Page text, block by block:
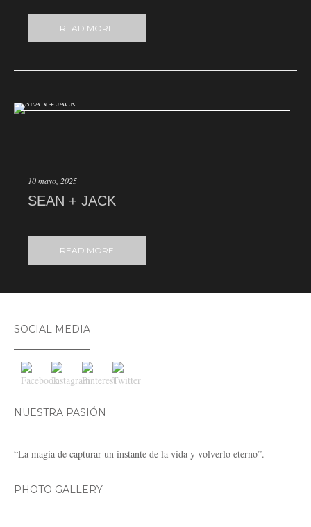
READ MORE
10 mayo, 2025
SEAN + JACK
READ MORE
SOCIAL MEDIA
NUESTRA PASIÓN
“La magia de capturar un instante de la vida y volverlo eterno”.
PHOTO GALLERY